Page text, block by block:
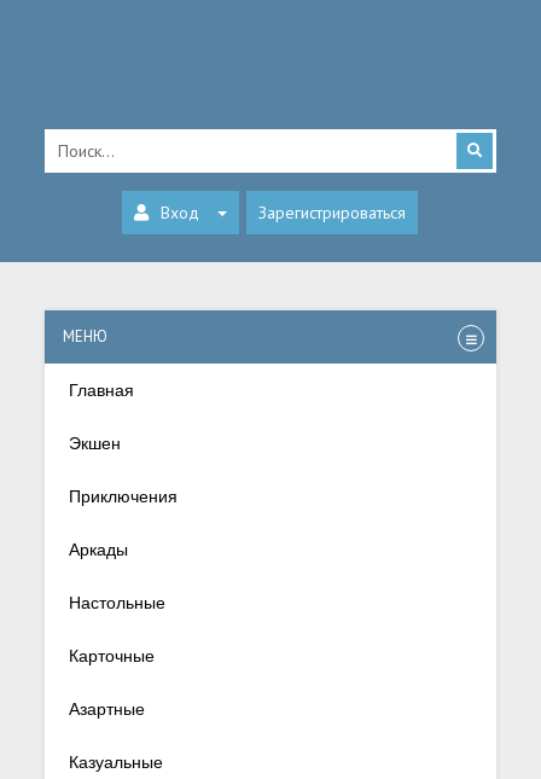
Вход Зарегистрироваться
МЕНЮ
Главная
Экшен
Приключения
Аркады
Настольные
Карточные
Азартные
Казуальные